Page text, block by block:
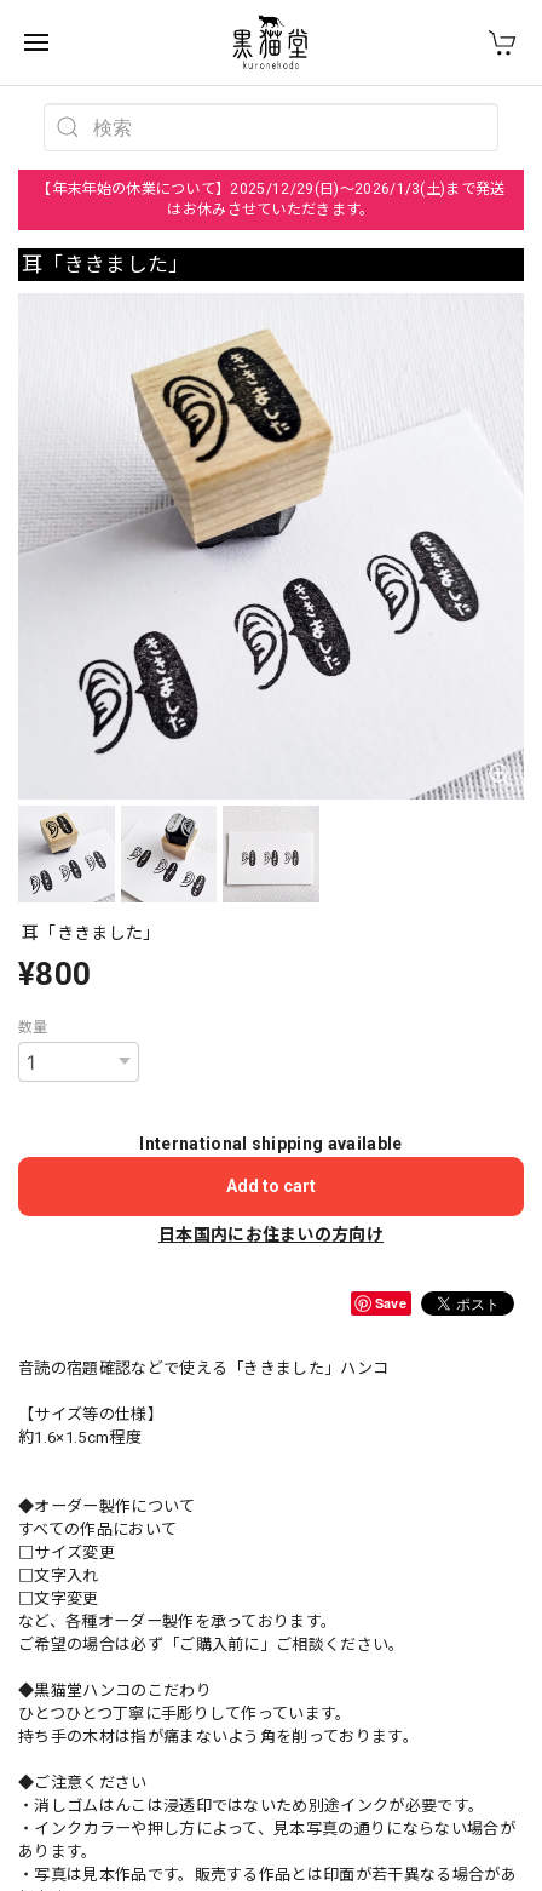
【年末年始の休業について】2025/12/29(日)～2026/1/3(土)まで発送
はお休みさせていただきます。
耳「ききました」
耳「ききました」
¥800
数量
International shipping available
Add to cart
日本国内にお住まいの方向け
Save
音読の宿題確認などで使える「ききました」ハンコ
【サイズ等の仕様】
約1.6×1.5cm程度
◆オーダー製作について
すべての作品において
□サイズ変更
□文字入れ
□文字変更
など、各種オーダー製作を承っております。
ご希望の場合は必ず「ご購入前に」ご相談ください。
◆黒猫堂ハンコのこだわり
ひとつひとつ丁寧に手彫りして作っています。
持ち手の木材は指が痛まないよう角を削っております。
◆ご注意ください
・消しゴムはんこは浸透印ではないため別途インクが必要です。
・インクカラーや押し方によって、見本写真の通りにならない場合が
あります。
・写真は見本作品です。販売する作品とは印面が若干異なる場合があ